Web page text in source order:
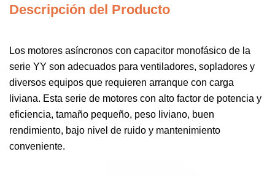
Descripción del Producto
Los motores asíncronos con capacitor monofásico de la
serie YY son adecuados para ventiladores, sopladores y
diversos equipos que requieren arranque con carga
liviana. Esta serie de motores con alto factor de potencia y
eficiencia, tamaño pequeño, peso liviano, buen
rendimiento, bajo nivel de ruido y mantenimiento
conveniente.